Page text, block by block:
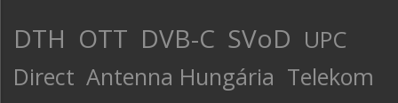
DTH OTT DVB-C SVoD UPC
Direct Antenna Hungária Telekom